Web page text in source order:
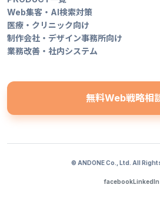
Web集客・AI検索対策
医療・クリニック向け
制作会社・デザイン事務所向け
業務改善・社内システム
無料Web戦略相
© ANDONE Co., Ltd. All
facebookLinkedIn